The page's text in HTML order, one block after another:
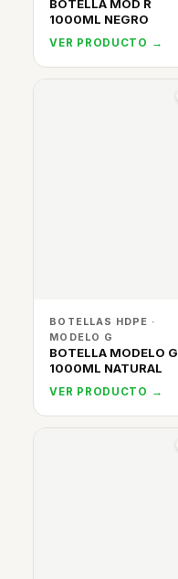
BOTELLA MOD R
1000ML NEGRO
VER PRODUCTO →
BOTELLAS HDPE ·
MODELO G
BOTELLA MODELO G
1000ML NATURAL
VER PRODUCTO →